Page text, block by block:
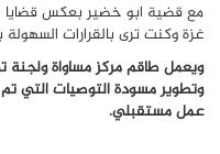
مع قضية ابو خضير بعكس قضايا
غزة وكنت ترى بالقرارات السهولة
ويعمل طاقم مركز مساواة ولجنة
وتطوير مسودة التوصيات التي تم
عمل مستقبلي.